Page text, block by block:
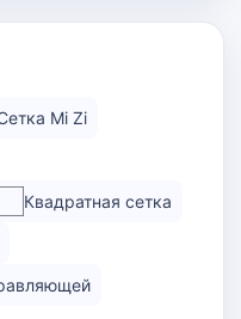
Mi Zi
Квадратная сетка